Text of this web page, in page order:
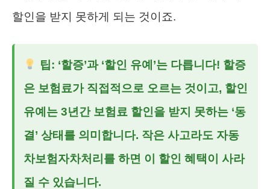
할인을 받지 못하게 되는 것이죠.
팁: ‘할증’과 ‘할인 유예’는 다릅니다! 할증
은 보험료가 직접적으로 오르는 것이고, 할인
유예는 3년간 보험료 할인을 받지 못하는 ‘동
결’ 상태를 의미합니다. 작은 사고라도 자동
차보험자차처리 를 하면 이 할인 혜택이 사라
질 수 있습니다.